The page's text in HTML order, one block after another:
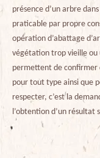
présence d’un arbre
praticable par propre
opération d’abattage
végétation trop vieille ou
permettent de confirmer
pour tout type ainsi que
respecter, c’est la
l’obtention d’un résultat